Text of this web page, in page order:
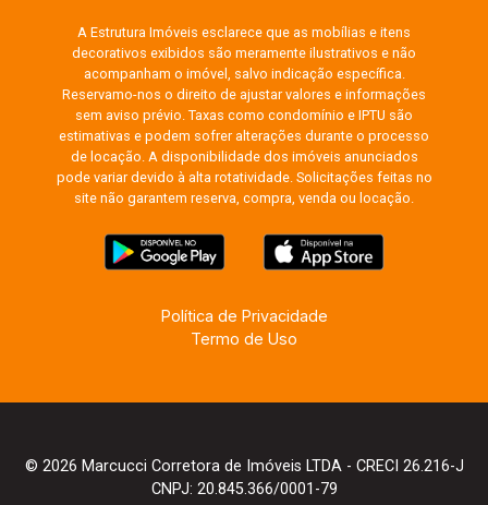
A Estrutura Imóveis esclarece que as mobílias e itens
decorativos exibidos são meramente ilustrativos e não
acompanham o imóvel, salvo indicação específica.
Reservamo-nos o direito de ajustar valores e informações
sem aviso prévio. Taxas como condomínio e IPTU são
estimativas e podem sofrer alterações durante o processo
de locação. A disponibilidade dos imóveis anunciados
pode variar devido à alta rotatividade. Solicitações feitas no
site não garantem reserva, compra, venda ou locação.
Política de Privacidade
Termo de Uso
© 2026 Marcucci Corretora de Imóveis LTDA - CRECI 26.216-J
CNPJ: 20.845.366/0001-79